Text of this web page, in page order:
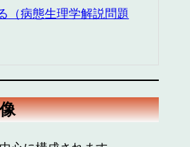
（病態生理学解説問題